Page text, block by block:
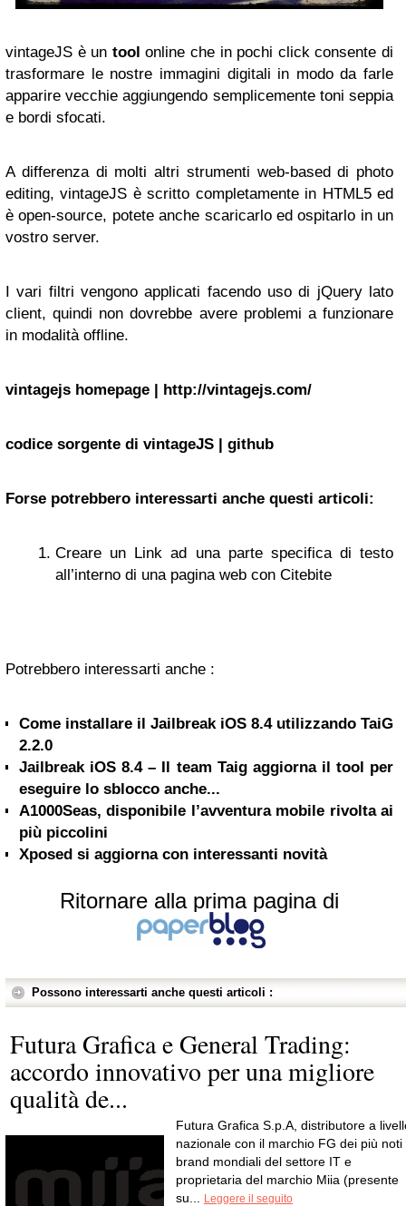
vintageJS è un tool online che in pochi click consente di
trasformare le nostre immagini digitali in modo da farle
apparire vecchie aggiungendo semplicemente toni seppia
e bordi sfocati.
A differenza di molti altri strumenti web-based di photo
editing, vintageJS è scritto completamente in HTML5 ed
è open-source, potete anche scaricarlo ed ospitarlo in un
vostro server.
I vari filtri vengono applicati facendo uso di jQuery lato
client, quindi non dovrebbe avere problemi a funzionare
in modalità offline.
vintagejs homepage | http://vintagejs.com/
codice sorgente di vintageJS | github
Forse potrebbero interessarti anche questi articoli:
Creare un Link ad una parte specifica di testo
all’interno di una pagina web con Citebite
Potrebbero interessarti anche :
Come installare il Jailbreak iOS 8.4 utilizzando TaiG
2.2.0
Jailbreak iOS 8.4 – Il team Taig aggiorna il tool per
eseguire lo sblocco anche...
A1000Seas, disponibile l’avventura mobile rivolta ai
più piccolini
Xposed si aggiorna con interessanti novità
Ritornare alla prima pagina di
Possono interessarti anche questi articoli :
Futura Grafica e General Trading:
accordo innovativo per una migliore
qualità de...
Futura Grafica S.p.A, distributore a
nazionale con il marchio FG dei più noti
brand mondiali del settore IT e
proprietaria del marchio Miia (presente
su...
Leggere il seguito